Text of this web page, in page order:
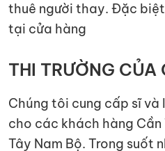
thuê người thay. Đặc
tại cửa hàng
THI TRƯỜNG CỦA
Chúng tôi cung cấp sĩ và
cho các khách hàng
Tây Nam Bộ. Trong suốt